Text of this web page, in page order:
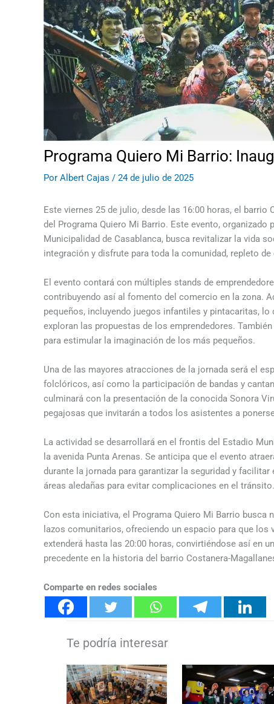
Programa Quiero Mi Barrio:
Por Albert Cajas / 24 de julio de 2025
Este viernes 25 de julio, desde las 16:00 horas, el barrio
del Programa Quiero Mi Barrio. Este evento,
Municipalidad de Casablanca, busca revitalizar la vida
integración y disfrute para toda la comunidad, repleto
El evento contará con múltiples stands de
contribuyendo así al fomento del comercio en la zona.
pequeños, incluyendo juegos infantiles y pintacaritas,
exploran las propuestas de los emprendedores.
para estimular la imaginación de los más pequeños.
Una de las mayores atracciones de la jornada será el
folclóricos, así como la participación de bandas y
culminará con la presentación de la conocida Sonora
pegajosas que invitarán a todos los asistentes a
La actividad se desarrollará en el frontis del Estadio
la avenida Punta Arenas. Se anticipa que el evento
durante la jornada para garantizar la seguridad y
áreas aledañas para evitar complicaciones en el tránsito.
Con esta iniciativa, el Programa Quiero Mi Barrio
lazos comunitarios, ofreciendo un espacio para que
extenderá hasta las 20:00 horas, convirtiéndose así en
precedente en la historia del barrio Costanera-
Comparte en redes sociales